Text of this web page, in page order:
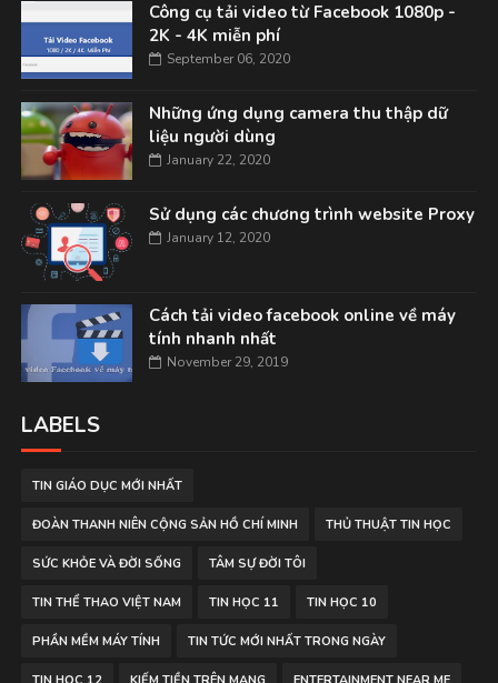
Công cụ tải video từ Facebook 1080p -
2K - 4K miễn phí
September 06, 2020
Những ứng dụng camera thu thập dữ
liệu người dùng
January 22, 2020
Sử dụng các chương trình website Proxy
January 12, 2020
Cách tải video facebook online về máy
tính nhanh nhất
November 29, 2019
LABELS
TIN GIÁO DỤC MỚI NHẤT
ĐOÀN THANH NIÊN CỘNG SẢN HỒ CHÍ MINH THỦ THUẬT TIN HỌC
SỨC KHỎE VÀ ĐỜI SỐNG TÂM SỰ ĐỜI TÔI
TIN THỂ THAO VIỆT NAM TIN HỌC 11 TIN HỌC 10
PHẦN MỀM MÁY TÍNH TIN TỨC MỚI NHẤT TRONG NGÀY